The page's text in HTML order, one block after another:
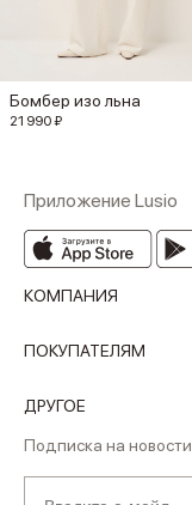
Бомбер изо льна
21 990 ₽
Приложение Lusio
КОМПАНИЯ
ПОКУПАТЕЛЯМ
ДРУГОЕ
Подписка на новости